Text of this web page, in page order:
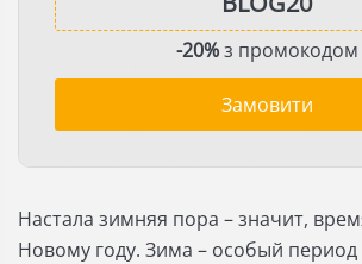
-20%з промокодом
Замовити
Настала зимняя пора – значит,
Новому году. Зима – особый